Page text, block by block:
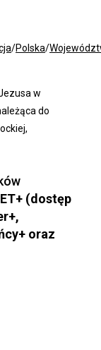
/Polska/
w
do
(dostęp
oraz